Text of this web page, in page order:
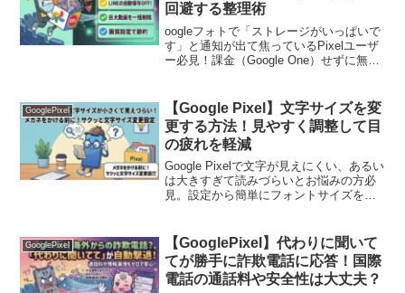
回避する整理術
oogleフォトで「ストレージがいっぱいで
す」と通知が出て焦っているPixelユーザ
ー必見！課金（Google One）せずに無料
停止や不要データの爆速削除手順を紹介
します。
GooglePixel
【Google Pixel】文字サイズを変
更する方法！見やすく調整して目
の疲れを軽減
Google Pixelで文字が見えにくい、あるい
は大きすぎて読みづらいとお悩みの方必
見。設定から簡単にフォントサイズを変
認性を劇的に上げるコツも紹介。自分に
ぴったりのサイズでPixelをもっと快適に
使いましょう！
GooglePixel
【GooglePixel】代わりに聞いて
てが勝手に詐欺電話に応答！国際
電話の通話料や安全性は大丈夫？